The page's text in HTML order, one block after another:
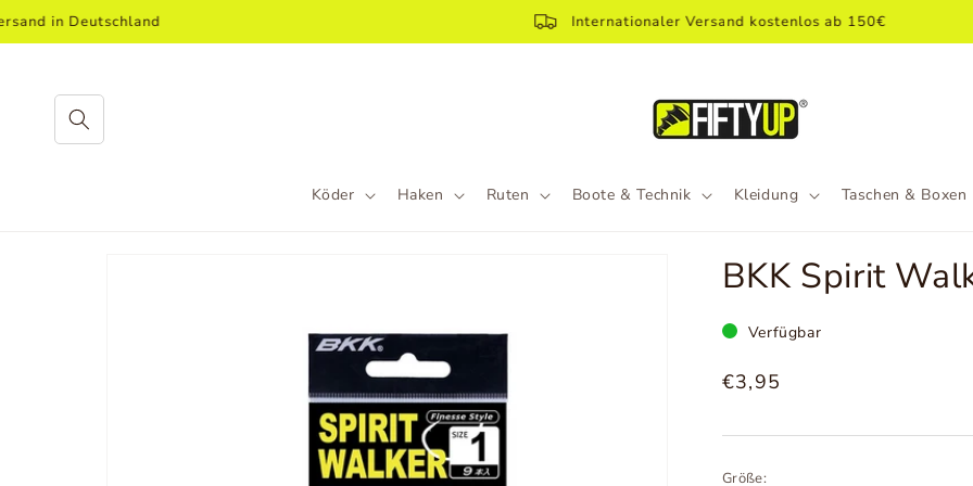
zum
Inhalt
in Deutschland Internationaler Versand kostenlos ab 150€
Köder Haken Ruten Boote & Technik Kleidung Taschen & Boxen
BKK Spirit
Verfügbar
Normaler
€3,95
Größe: